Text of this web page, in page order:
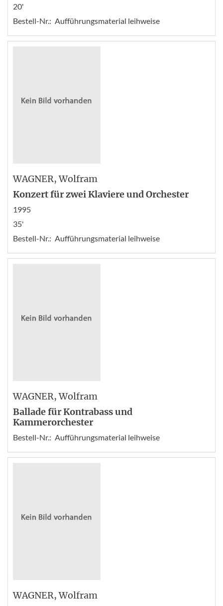
20'
Bestell-Nr.: Aufführungsmaterial leihweise
WAGNER, Wolfram
Konzert für zwei Klaviere und Orchester
1995
35'
Bestell-Nr.: Aufführungsmaterial leihweise
WAGNER, Wolfram
Ballade für Kontrabass und
Kammerorchester
Bestell-Nr.: Aufführungsmaterial leihweise
WAGNER, Wolfram